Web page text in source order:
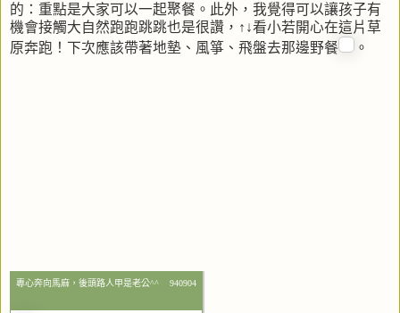
的：重點是大家可以一起聚餐。此外，我覺得可以讓孩子有
機會接觸大自然跑跑跳跳也是很讚，↑↓看小若開心在這片草
原奔跑！下次應該帶著地墊、風箏、飛盤去那邊野餐
。
專心奔向馬麻，後頭路人甲是老公^^ 940904